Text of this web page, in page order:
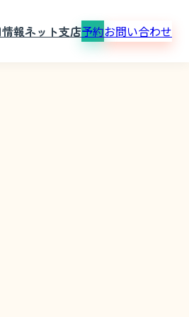
報ネット支店予約お問い合わせ